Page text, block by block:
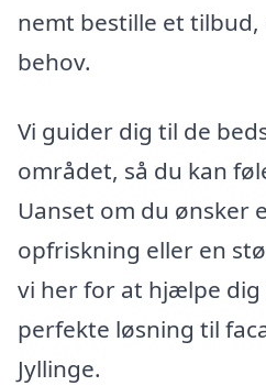
nemt bestille et
behov.
Vi guider dig til de
området, så du kan
Uanset om du ønsker
opfriskning eller en
vi her for at hjælpe
perfekte løsning til
Jyllinge.